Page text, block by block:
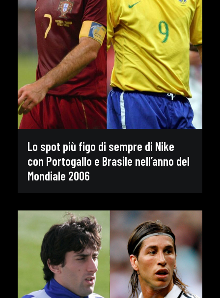
Lo spot più figo di sempre di Nike
con Portogallo e Brasile nell’anno del
Mondiale 2006